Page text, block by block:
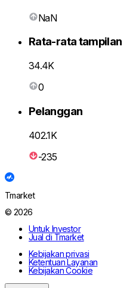
NaN
Rata-rata tampilan
34.4K
0
Pelanggan
402.1K
-235
Tmarket
© 2026
Untuk Investor
Jual di Tmarket
Kebijakan privasi
Ketentuan Layanan
Kebijakan Cookie